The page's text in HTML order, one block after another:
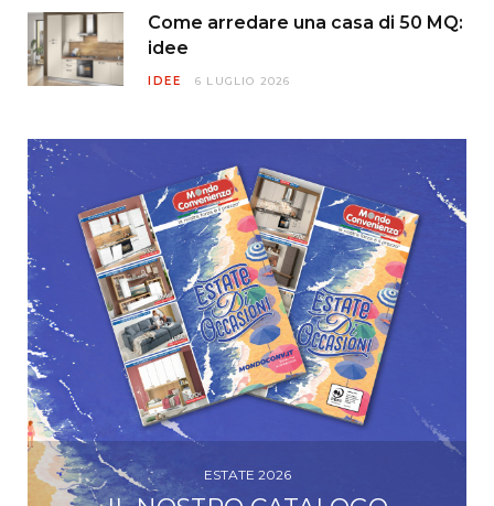
Come arredare una casa di 50 MQ:
idee
IDEE 6 LUGLIO 2026
ESTATE 2026